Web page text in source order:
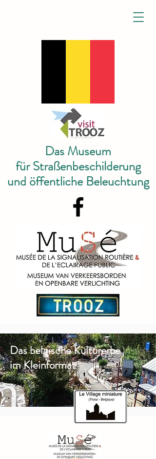
Das Museum
für Straßenbeschilderung
und öffentliche Beleuchtung
Das belgische Kulturerbe
im Kleinformat